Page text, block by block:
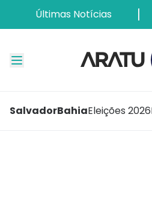
Últimas Notícias
SalvadorBahiaEleições 2026